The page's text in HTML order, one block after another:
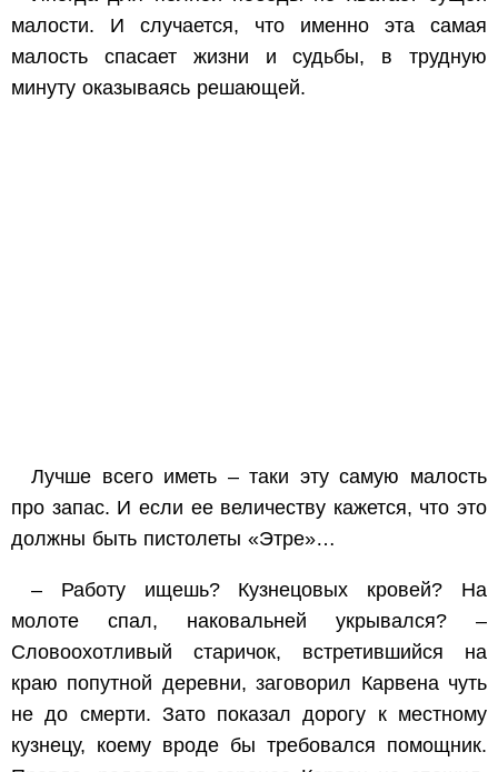
малости. И случается, что именно эта самая
малость спасает жизни и судьбы, в трудную
минуту оказываясь решающей.
Лучше всего иметь – таки эту самую малость
про запас. И если ее величеству кажется, что это
должны быть пистолеты «Этре»…
– Работу ищешь? Кузнецовых кровей? На
молоте спал, наковальней укрывался? –
Словоохотливый старичок, встретившийся на
краю попутной деревни, заговорил Карвена чуть
не до смерти. Зато показал дорогу к местному
кузнецу, коему вроде бы требовался помощник.